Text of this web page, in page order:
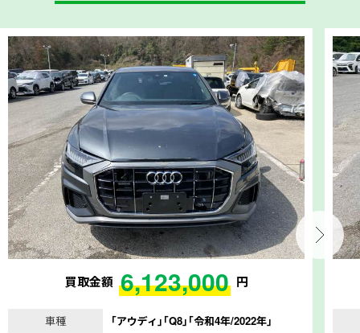
買取金額 6,123,000 円
車種
｢アウディ｣｢Q8｣｢令和4年/2022年｣